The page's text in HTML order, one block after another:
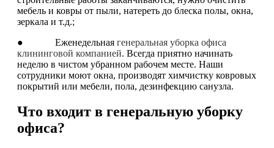
мебель и ковры от пыли, натереть до блеска полы, окна,
зеркала и т.д.;
● Еженедельная генеральная уборка офиса
клининговой компанией. Всегда приятно начинать
неделю в чистом убранном рабочем месте. Наши
сотрудники моют окна, производят химчистку ковровых
покрытий или мебели, пола, дезинфекцию санузла.
Что входит в генеральную уборку
офиса?